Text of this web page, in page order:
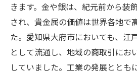
経済変動と貴金属価格
地域経済の動向を貴金
法
国際情勢が貴金属に与える
きます。金や銀は、紀元前から装
され、貴金属の価値は世界各地で
た。愛知県大府市においても、江
として流通し、地域の商取引にお
していました。工業の発展ととも